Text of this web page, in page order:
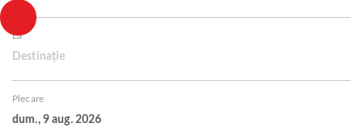
La
Destinație
Plecare
dum., 9 aug. 2026